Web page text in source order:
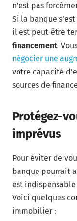
n’est pas
Si la banque
il est peut-être
financement.
négocier une
votre capacité
sources de
Protégez-
imprévus
Pour éviter de
banque pourrait
est
Voici quelques
immobilier :